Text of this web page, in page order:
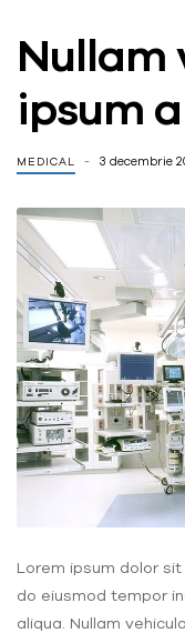
Nullam
ipsum
MEDICAL 3 decembrie
Lorem ipsum dolor
do eiusmod tempor
aliqua. Nullam